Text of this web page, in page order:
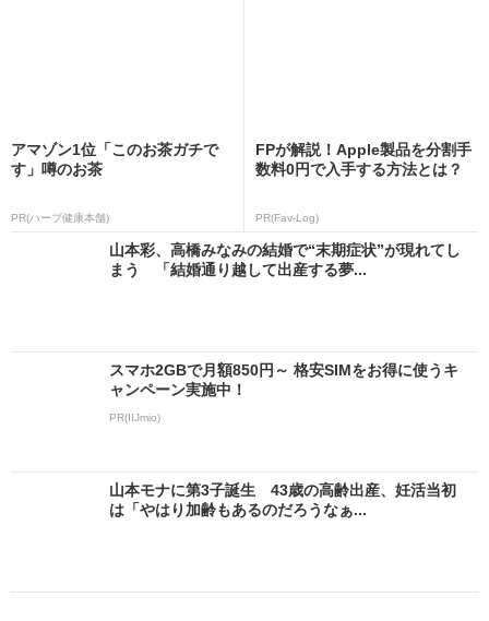
アマゾン1位「このお茶ガチで
す」噂のお茶
PR(ハーブ健康本舗)
FPが解説！Apple製品を分割手
数料0円で入手する方法とは？
PR(Fav-Log)
山本彩、高橋みなみの結婚で“末期症状”が現れてし
まう 「結婚通り越して出産する夢...
スマホ2GBで月額850円～ 格安SIMをお得に使うキ
ャンペーン実施中！
PR(IIJmio)
山本モナに第3子誕生 43歳の高齢出産、妊活当初
は「やはり加齢もあるのだろうなぁ...